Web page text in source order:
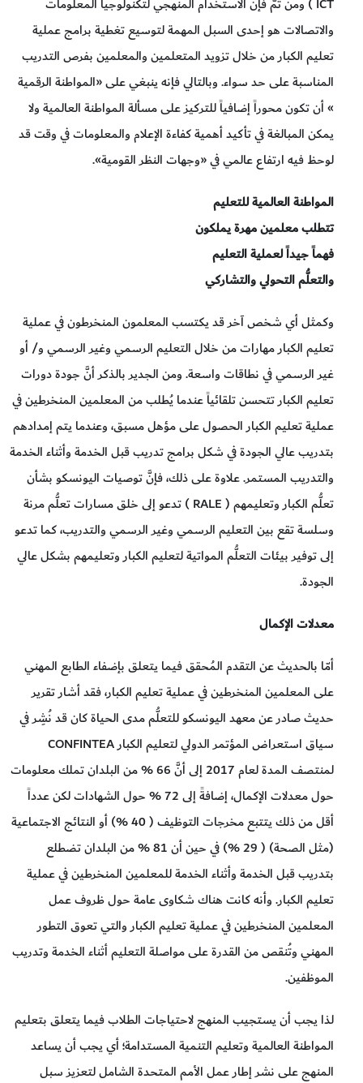
والاتصالات هو إحدى السبل المهمة لتوسيع تغطية برامج عملية
تعليم الكبار من خلال تزويد المتعلمين والمعلمين بفرص التدريب
المناسبة على حد سواء. وبالتالي فإنه ينبغي على «المواطنة الرقمية
» أن تكون محوراً إضافياً للتركيز على مسألة المواطنة العالمية ولا
يمكن المبالغة في تأكيد أهمية كفاءة الإعلام والمعلومات في وقت قد
لوحظ فيه ارتفاع عالمي في «وجهات النظر القومية».
المواطنة العالمية للتعليم
تتطلب معلمين مهرة يملكون
فهماً جيداً لعملية التعليم
والتعلُّم التحولي والتشاركي
وكمثل أي شخص آخر قد يكتسب المعلمون المنخرطون في عملية
تعليم الكبار مهارات من خلال التعليم الرسمي وغير الرسمي و/ أو
غير الرسمي في نطاقات واسعة. ومن الجدير بالذكر أنَّ جودة دورات
تعليم الكبار تتحسن تلقائياً عندما يُطلب من المعلمين المنخرطين في
عملية تعليم الكبار الحصول على مؤهل مسبق، وعندما يتم إمدادهم
بتدريب عالي الجودة في شكل برامج تدريب قبل الخدمة وأثناء الخدمة
والتدريب المستمر. علاوة على ذلك، فإنَّ توصيات اليونسكو بشأن
تعلُّم الكبار وتعليمهم ( RALE ) تدعو إلى خلق مسارات تعلُّم مرنة
وسلسة تقع بين التعليم الرسمي وغير الرسمي والتدريب، كما تدعو
إلى توفير بيئات التعلُّم المواتية لتعليم الكبار وتعليمهم بشكل عالي
الجودة.
معدلات الإكمال
أمّا بالحديث عن التقدم المُحقق فيما يتعلق بإضفاء الطابع المهني
على المعلمين المنخرطين في عملية تعليم الكبار، فقد أشار تقرير
حديث صادر عن معهد اليونسكو للتعلُّم مدى الحياة كان قد نُشِر في
سياق استعراض المؤتمر الدولي لتعليم الكبار CONFINTEA
لمنتصف المدة لعام 2017 إلى أنَّ 66 % من البلدان تملك معلومات
حول معدلات الإكمال، إضافةً إلى 72 % حول الشهادات لكن عدداً
أقل من ذلك يتتبع مخرجات التوظيف ( 40 %) أو النتائج الاجتماعية
(مثل الصحة) ( 29 %) في حين أن 81 % من البلدان تضطلع
بتدريب قبل الخدمة وأثناء الخدمة للمعلمين المنخرطين في عملية
تعليم الكبار. وأنه كانت هناك شكاوى عامة حول ظروف عمل
المعلمين المنخرطين في عملية تعليم الكبار والتي تعوق التطور
المهني وتُنقص من القدرة على مواصلة التعليم أثناء الخدمة وتدريب
الموظفين.
لذا يجب أن يستجيب المنهج لاحتياجات الطلاب فيما يتعلق بتعليم
المواطنة العالمية وتعليم التنمية المستدامة؛ أي يجب أن يساعد
المنهج على نشر إطار عمل الأمم المتحدة الشامل لتعزيز سبل